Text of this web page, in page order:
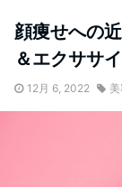
顔痩せへの
＆エクササ
12月 6, 2022